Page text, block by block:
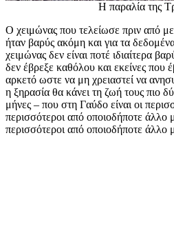
H παραλία της
Ο χειμώνας που τελείωσε πριν από
ήταν βαρύς ακόμη και για τα
χειμώνας δεν είναι ποτέ ιδιαίτερα
δεν έβρεξε καθόλου και εκείνες που
αρκετό ωστε να μη χρειαστεί να
η ξηρασία θα κάνει τη ζωή τους πιο
μήνες – που στη Γαύδο είναι οι
περισσότεροι από οποιοδήποτε άλλο
περισσότεροι από οποιοδήποτε άλλο